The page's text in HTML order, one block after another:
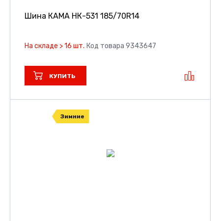
Шина КАМА НК-531 185/70R14
На складе > 16 шт. Код товара 9343647
КУПИТЬ
Зимние